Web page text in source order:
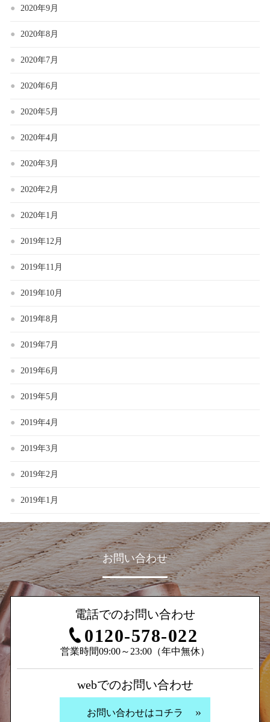
2020年9月
2020年8月
2020年7月
2020年6月
2020年5月
2020年4月
2020年3月
2020年2月
2020年1月
2019年12月
2019年11月
2019年10月
2019年8月
2019年7月
2019年6月
2019年5月
2019年4月
2019年3月
2019年2月
2019年1月
お問い合わせ
電話でのお問い合わせ
0120-578-022
営業時間09:00～23:00（年中無休）
webでのお問い合わせ
お問い合わせはコチラ